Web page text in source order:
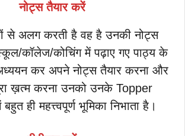
नोट्स तैयार करें
से अलग करती है वह है उनकी नोट्स
कॉलेज/कोचिंग में पढ़ाए गए पाठ्य के
कर अपने नोट्स तैयार करना और
ख़त्म करना उनको उनके Topper
ही महत्त्वपूर्ण भूमिका निभाता है।